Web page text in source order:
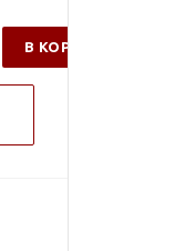
В КОРЗИНУ